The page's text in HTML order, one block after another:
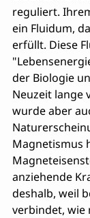
reguliert.
ein Fluidum,
erfüllt. Diese
der Biologie
Neuzeit lange
wurde aber
Magnetismus
anziehende
deshalb, weil
verbindet, wie